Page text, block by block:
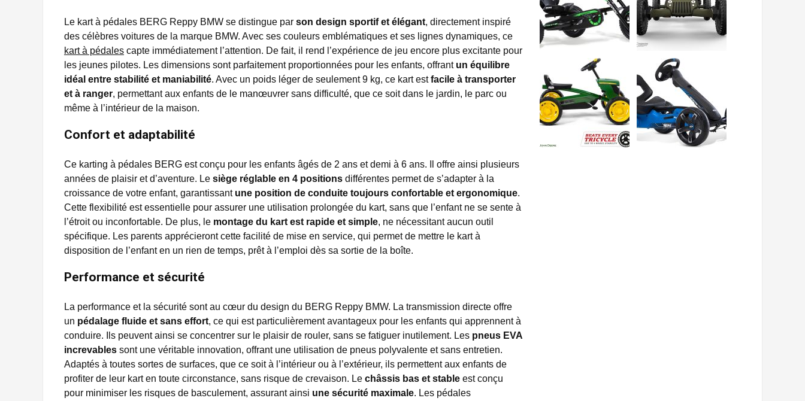
Le kart à pédales BERG Reppy BMW se distingue par son design sportif et élégant, directement inspiré
des célèbres voitures de la marque BMW. Avec ses couleurs emblématiques et ses lignes dynamiques, ce
kart à pédales capte immédiatement l’attention. De fait, il rend l’expérience de jeu encore plus excitante pour
les jeunes pilotes. Les dimensions sont parfaitement proportionnées pour les enfants, offrant un équilibre
idéal entre stabilité et maniabilité. Avec un poids léger de seulement 9 kg, ce kart estfacile à transporter
et à ranger, permettant aux enfants de le manœuvrer sans difficulté, que ce soit dans le jardin, le parc ou
même à l’intérieur de la maison.
Confort et adaptabilité
Ce karting à pédales BERG est conçu pour les enfants âgés de 2 ans et demi à 6 ans. Il offre ainsi plusieurs
années de plaisir et d’aventure. Le siège réglable en 4 positions différentes permet de s’adapter à la
croissance de votre enfant, garantissantune position de conduite toujours confortable et ergonomique.
Cette flexibilité est essentielle pour assurer une utilisation prolongée du kart, sans que l’enfant ne se sente à
l’étroit ou inconfortable. De plus, le montage du kart est rapide et simple, ne nécessitant aucun outil
spécifique. Les parents apprécieront cette facilité de mise en service, qui permet de mettre le kart à
disposition de l’enfant en un rien de temps, prêt à l’emploi dès sa sortie de la boîte.
Performance et sécurité
La performance et la sécurité sont au cœur du design du BERG Reppy BMW. La transmission directe offre
un pédalage fluide et sans effort, ce qui est particulièrement avantageux pour les enfants qui apprennent à
conduire. Ils peuvent ainsi se concentrer sur le plaisir de rouler, sans se fatiguer inutilement. Les pneus EVA
increvables sont une véritable innovation, offrant une utilisation de pneus polyvalente et sans entretien.
Adaptés à toutes sortes de surfaces, que ce soit à l’intérieur ou à l’extérieur, ils permettent aux enfants de
profiter de leur kart en toute circonstance, sans risque de crevaison. Le châssis bas et stable est conçu
pour minimiser les risques de basculement, assurant ainsi une sécurité maximale. Les pédales